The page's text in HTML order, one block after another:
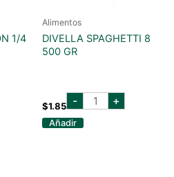
1/4
Alimentos
DIVELLA SPAGHETTI 8
500 GR
$1.85 - DIVELLA
SPAGHETTI
8
500
+
Añadir